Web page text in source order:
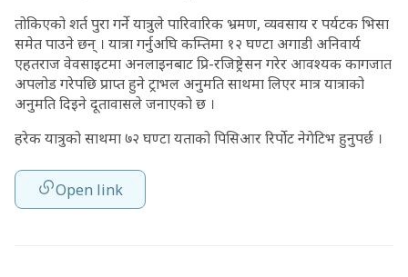
तोकिएको शर्त पुरा गर्ने यात्रुले पारिवारिक भ्रमण, व्यवसाय र पर्यटक भिसा
समेत पाउने छन् । यात्रा गर्नुअघि कम्तिमा १२ घण्टा अगाडी अनिवार्य
एहतराज वेवसाइटमा अनलाइनबाट प्रि-रजिष्ट्रेसन गरेर आवश्यक कागजात
अपलोड गरेपछि प्राप्त हुने ट्राभल अनुमति साथमा लिएर मात्र यात्राको
अनुमति दिइने दूतावासले जनाएको छ ।
हरेक यात्रुको साथमा ७२ घण्टा यताको पिसिआर रिर्पोट नेगेटिभ हुनुपर्छ ।
Open link